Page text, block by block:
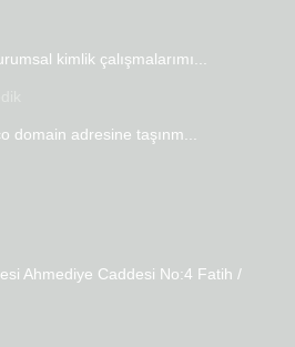
kimlik çalışmalarımı...
domain adresine taşınm...
Ahmediye Caddesi No:4 Fatih /